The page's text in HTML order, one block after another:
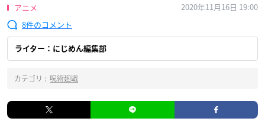
アニメ
2020年11月16日 19:00
8
ライター：にじめん編集部
カテゴリ : 呪術廻戦